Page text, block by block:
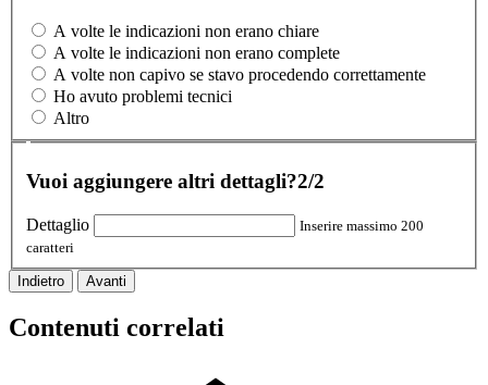
A volte le indicazioni non erano chiare
A volte le indicazioni non erano complete
A volte non capivo se stavo procedendo correttamente
Ho avuto problemi tecnici
Altro
Vuoi aggiungere altri dettagli?2/2
Dettaglio
Inserire massimo 200
caratteri
Indietro Avanti
Contenuti correlati